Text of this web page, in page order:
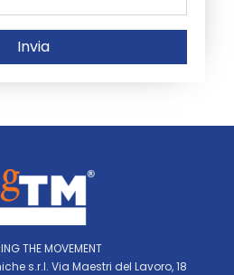
Invia
THE MOVEMENT
s.r.l. Via Maestri del Lavoro, 18